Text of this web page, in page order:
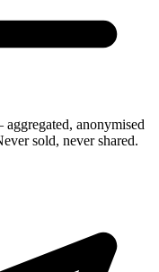
anonymised
sold, never shared.